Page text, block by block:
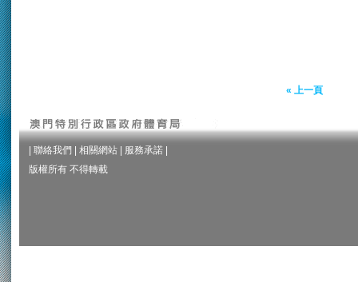
« 上一頁
| 聯絡我們 | 相關網站 | 服務承諾 |
版權所有 不得轉載